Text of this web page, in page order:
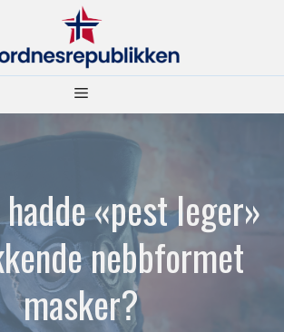
Meny
«pest leger»
nebbformet
masker?